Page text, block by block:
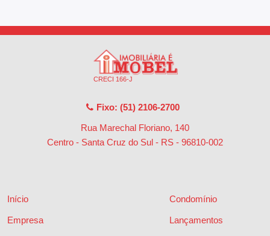
CRECI 166-J
Fixo: (51) 2106-2700
Rua Marechal Floriano, 140
Centro - Santa Cruz do Sul - RS - 96810-002
Início
Empresa
Condomínio
Lançamentos